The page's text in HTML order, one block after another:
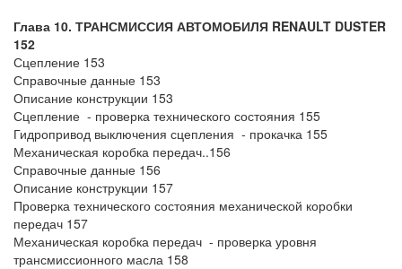
Глава 10. ТРАНСМИССИЯ АВТОМОБИЛЯ RENAULT DUSTER
152
Сцепление 153
Справочные данные 153
Описание конструкции 153
Сцепление - проверка технического состояния 155
Гидропривод выключения сцепления - прокачка 155
Механическая коробка передач..156
Справочные данные 156
Описание конструкции 157
Проверка технического состояния механической коробки
передач 157
Механическая коробка передач - проверка уровня
трансмиссионного масла 158